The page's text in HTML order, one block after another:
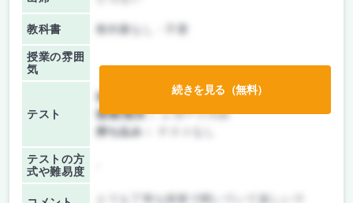
教科書 教科書なし・不要
授業の雰囲
気
テスト
前期/中間：
レポートのみ
後期/期末：レポートのみ
持ち込み：
テストの方
式や難易度
続きを見る（無料）